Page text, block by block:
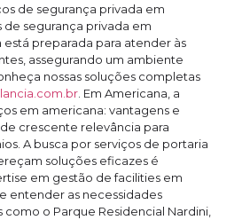
de segurança privada em
de segurança privada em
preparada para atender às
assegurando um ambiente
nossas soluções completas
. Em Americana, a
em americana: vantagens e
crescente relevância para
A busca por serviços de portaria
soluções eficazes é
em gestão de facilities em
entender as necessidades
o Parque Residencial Nardini,